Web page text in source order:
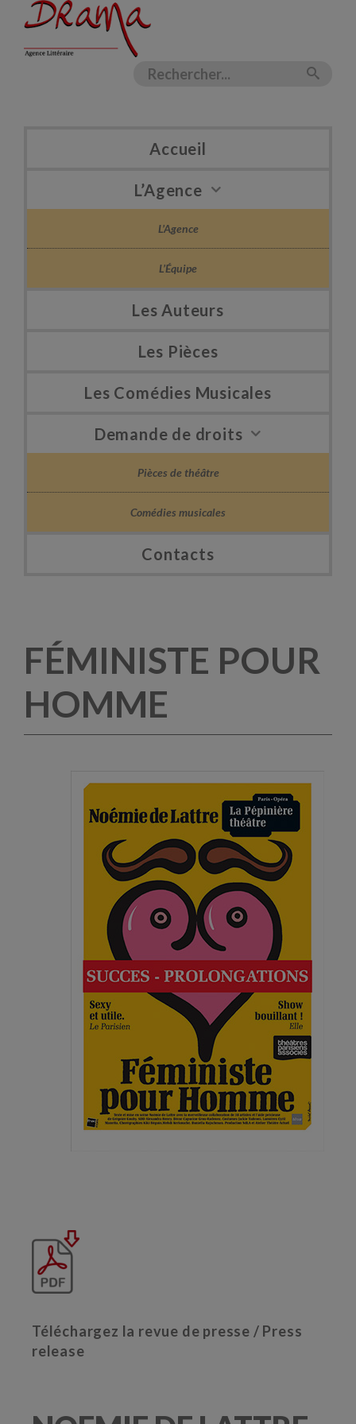
Accueil
L’Agence
L’Agence
L’Équipe
Les Auteurs
Les Pièces
Les Comédies Musicales
Demande de droits
Pièces de théâtre
Comédies musicales
Contacts
FÉMINISTE POUR
HOMME
Téléchargez la revue de presse / Press
release